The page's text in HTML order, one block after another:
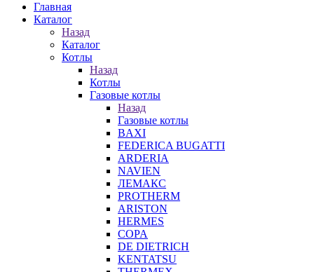
Главная
Каталог
Назад
Каталог
Котлы
Назад
Котлы
Газовые котлы
Назад
Газовые котлы
BAXI
FEDERICA BUGATTI
ARDERIA
NAVIEN
ЛЕМАКС
PROTHERM
ARISTON
HERMES
COPA
DE DIETRICH
KENTATSU